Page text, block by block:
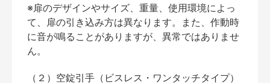
※扉のデザインやサイズ、重量、使用環境によっ
て、扉の引き込み方は異なります。また、作動時
に音が鳴ることがありますが、異常ではありませ
ん。
（２）空錠引手（ビスレス・ワンタッチタイプ）